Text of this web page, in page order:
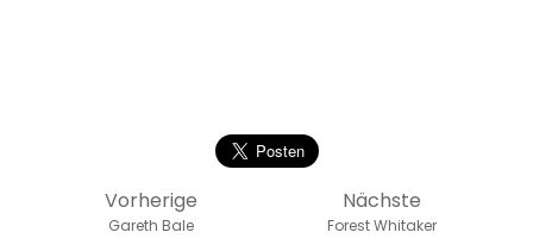
Nächste
Forest Whitaker
Vorherige
Gareth Bale